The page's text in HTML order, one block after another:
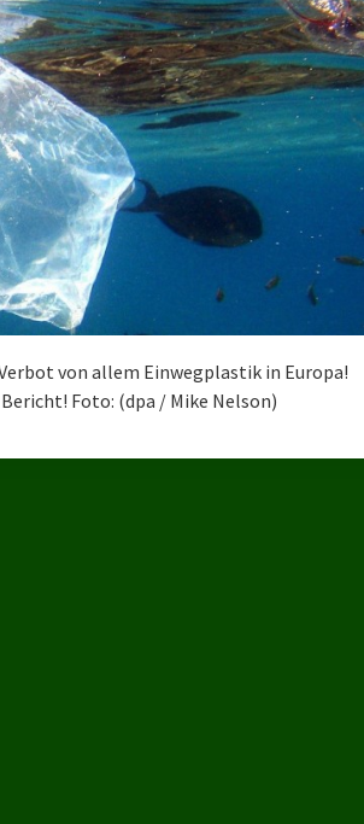
von allem Einwegplastik in Europa!
Foto: (dpa / Mike Nelson)